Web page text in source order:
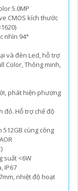
5.0MP
CMOS kích thước
nhìn 94°
và đèn Led, hỗ trợ
Color, Thông minh,
phát hiện phương
đỏ. Hỗ trợ chế độ
512GB cùng công
suất <6W
IP67
nhiệt độ hoạt